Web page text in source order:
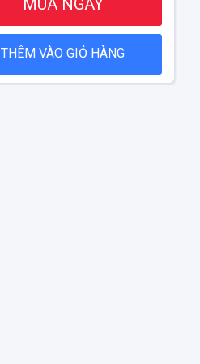
THÊM VÀO GIỎ HÀNG